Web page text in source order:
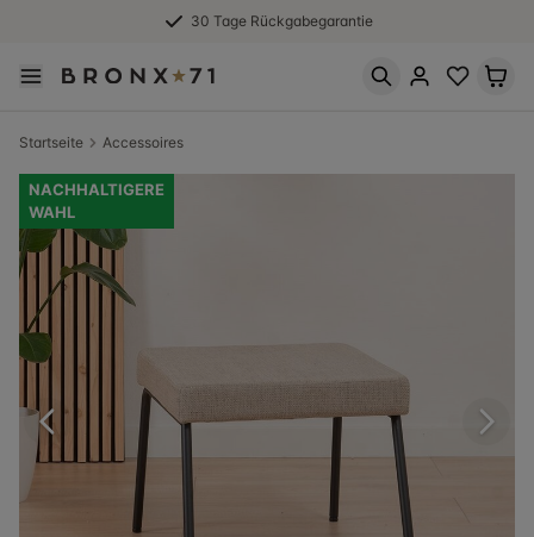
30 Tage Rückgabegarantie
Startseite Accessoires
NACHHALTIGERE
WAHL